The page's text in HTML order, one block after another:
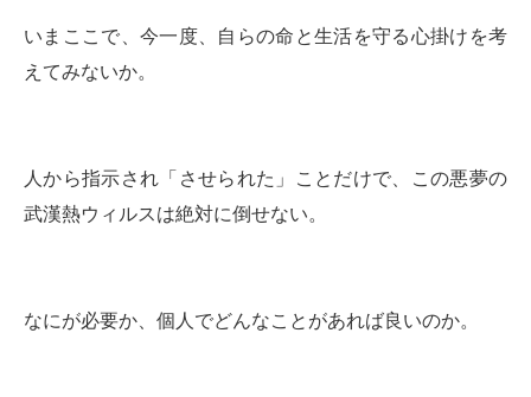
いまここで、今一度、自らの命と生活を守る心掛けを考
えてみないか。
人から指示され「させられた」ことだけで、この悪夢の
武漢熱ウィルスは絶対に倒せない。
なにが必要か、個人でどんなことがあれば良いのか。